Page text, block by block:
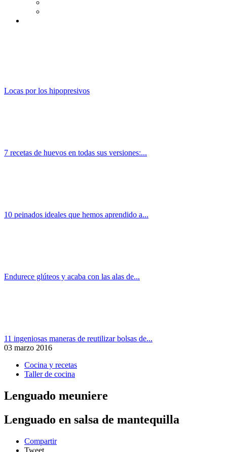
Locas por los hipopresivos
7 recetas de huevos en todas sus versiones:...
10 peinados ideales que hemos aprendido a...
Endurece glúteos y acaba con las alas de...
11 ingeniosas maneras de reutilizar bolsas de...
03 marzo 2016
Cocina y recetas
Taller de cocina
Lenguado meuniere
Lenguado en salsa de mantequilla
Compartir
Tweet